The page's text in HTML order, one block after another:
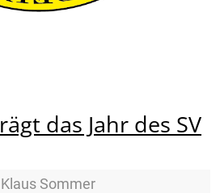
das Jahr des SV
Klaus Sommer